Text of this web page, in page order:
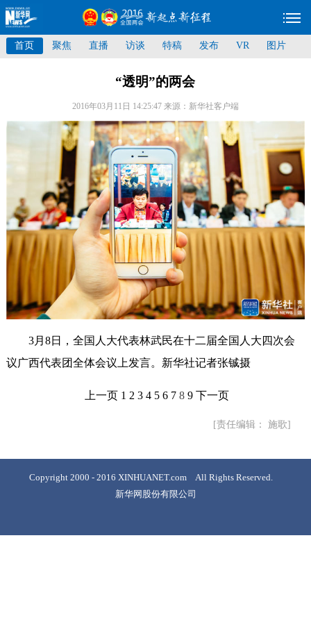
首页 聚焦 直播 访谈 特稿 发布 VR 图片
“透明”的两会
2016年03月11日 14:25:47 来源：新华社客户端
3月8日，全国人大代表林武民在十二届全国人大四次会
议广西代表团全体会议上发言。新华社记者张铖摄
上一页 1 2 3 4 5 6 7 8 9 下一页
[责任编辑： 施歌]
Copyright 2000 - 2016 XINHUANET.com All Rights Reserved.
新华网股份有限公司